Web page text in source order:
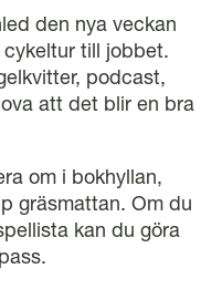
den nya veckan
till jobbet.
podcast,
att det blir en bra
om i bokhyllan,
gräsmattan. Om du
kan du göra